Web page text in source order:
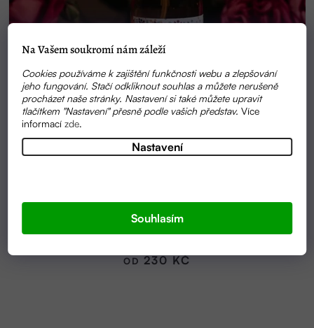
Na Vašem soukromí nám záleží
Cookies používáme k zajištění funkčnosti webu a zlepšování
jeho fungování. Stačí odkliknout souhlas a můžete nerušeně
procházet naše stránky. Nastavení si také můžete upravit
tlačítkem "Nastavení" přesně podle vašich představ.Více
informacízde.
Nastavení
Souhlasím
100% BIO MAROCKÁ RŮŽOVÁ VODA DAMAŠSKÁ
hodnocení
produktu
je
5,0
SKLADEM
OD 230 KČ